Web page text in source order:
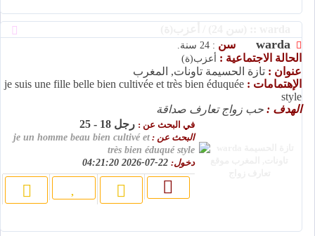
warda سن : 24 سنة.
الحالة الاجتماعية : أعزب(ة)
عنوان : تازة الحسيمة تاونات, المغرب
الإهتمامات : je suis une fille belle bien cultivée et très bien éduquée
style
الهدف : حب زواج تعارف صداقة
في البحث عن : رجل 18 - 25
البحث عن : je un homme beau bien cultivé et
très bien éduqué style
دخول: